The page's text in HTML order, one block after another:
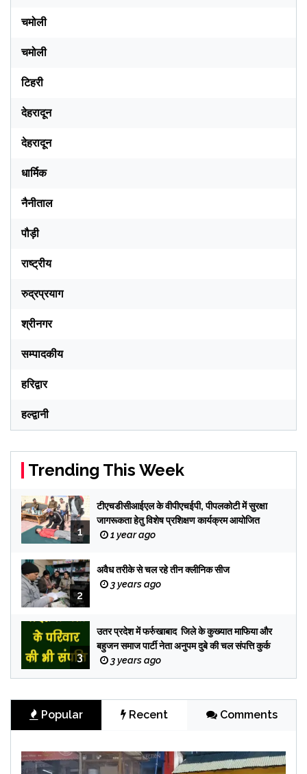
चमोली
चमोली
टिहरी
देहरादून
देहरादून
धार्मिक
नैनीताल
पौड़ी
राष्ट्रीय
रुद्रप्रयाग
श्रीनगर
सम्पादकीय
हरिद्वार
हल्द्वानी
Trending This Week
1
टीएचडीसीआईएल के वीपीएचईपी, पीपलकोटी में सुरक्षा
जागरूकता हेतु विशेष प्रशिक्षण कार्यक्रम आयोजित
1 year ago
2
अवैध तरीके से चल रहे तीन क्लीनिक सीज
3 years ago
3
उतर प्रदेश में फर्रुखाबाद जिले के कुख्यात माफिया और
बहुजन समाज पार्टी नेता अनुपम दुबे की चल संपत्ति कुर्क
3 years ago
Popular Recent Comments